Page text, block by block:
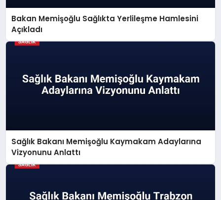
Bakan Memişoğlu Sağlıkta Yerlileşme Hamlesini
Açıkladı
Sağlık Bakanı Memişoğlu Kaymakam Adaylarına
Vizyonunu Anlattı